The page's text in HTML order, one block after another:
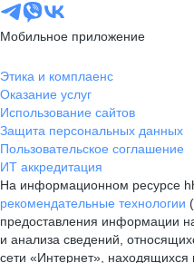
Мобильное приложение
Этика и комплаенс
Оказание услуг
Использование сайтов
Защита персональных данных
Пользовательское соглашение
ИТ аккредитация
На информационном ресурсе
рекомендательные технологии
предоставления информации
и анализа сведений,
сети «Интернет», находящихся